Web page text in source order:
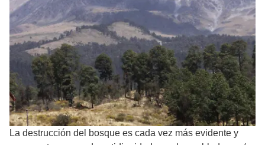
La destrucción del bosque es cada vez más evidente y